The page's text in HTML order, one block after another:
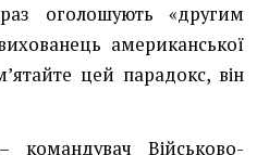
оголошують «другим
американської
цей парадокс, він
Військово-